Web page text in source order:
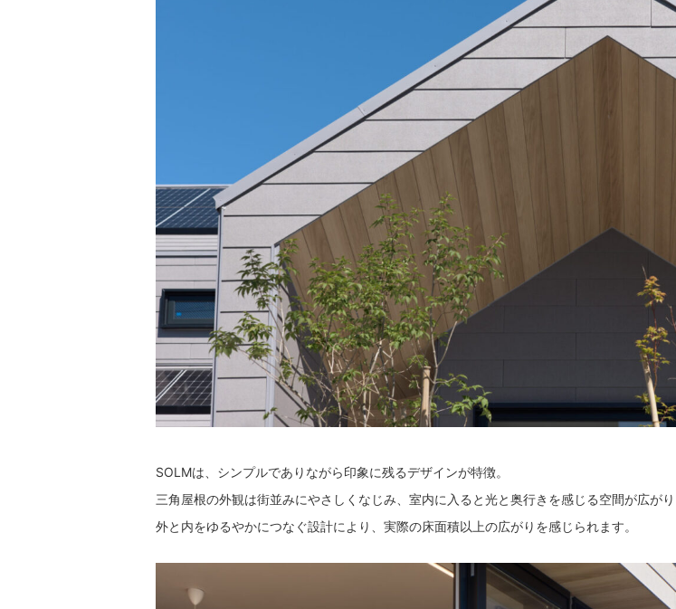
SOLMは、シンプルでありながら印象に残るデザインが特徴。
三角屋根の外観は街並みにやさしくなじみ、室内に入ると光と奥行きを感じる空間が広がり
外と内をゆるやかにつなぐ設計により、実際の床面積以上の広がりを感じられます。